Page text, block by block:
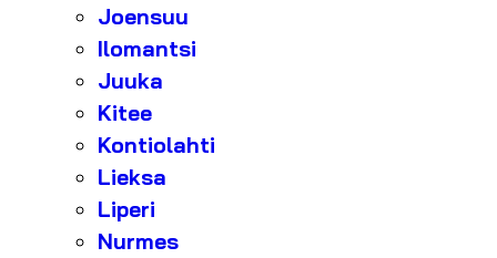
Joensuu
Ilomantsi
Juuka
Kitee
Kontiolahti
Lieksa
Liperi
Nurmes